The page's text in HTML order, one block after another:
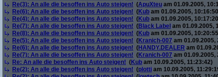
Re(3): An alle die besoffen ins Auto steigen! (ApuXteu am 01.09.2005,
Re(6): An alle die besoffen ins Auto steigen! (Kub am 01.09.2005,
Re(4): An alle die besoffen ins Auto steigen! (Kub am 01.09.2005,
Re(7): An alle die besoffen ins Auto steigen! (Black Label am 01.09.2005,
Re(8): An alle die besoffen ins Auto steigen! (Kub am 01.09.2005,
Re(5): An alle die besoffen ins Auto steigen! (Kranich-007 am 01.09.2005,
Re(6): An alle die besoffen ins Auto steigen! (HANDY.DEALER am
Re(7): An alle die besoffen ins Auto steigen! (Kranich-007 am 01.09.2005,
Re: An alle die besoffen ins Auto steigen! (Kub am 10.09.2005, 11:23:42)
Re(2): An alle die besoffen ins Auto steigen! (plotti am 10.09.2005,